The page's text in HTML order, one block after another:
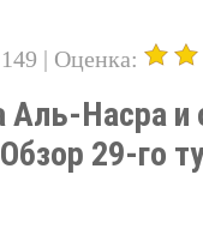
149 | Оценка:
Аль-Насра
29-го